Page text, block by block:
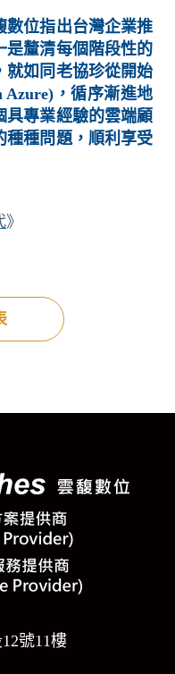
數位指出台灣企業推
是釐清每個階段性的
就如同老協珍從開始
Azure)，循序漸進地
具專業經驗的雲端顧
種種問題，順利享受
》
號11樓